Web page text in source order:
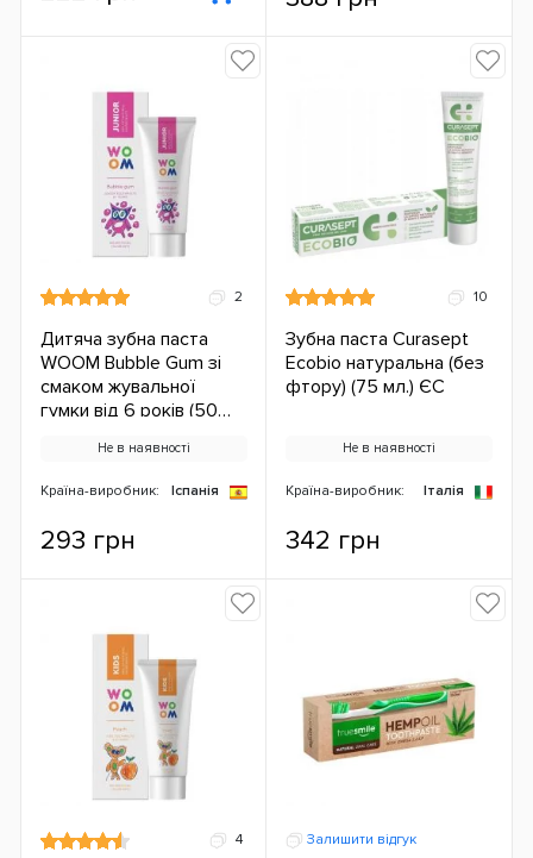
2
Дитяча зубна паста
WOOM Bubble Gum зі
смаком жувальної
гумки від 6 років (50
Не в наявності
Країна-виробник: Іспанія
293 грн
10
Зубна паста Curasept
Ecobio натуральна (без
фтору) (75 мл.) ЄС
Не в наявності
Країна-виробник: Італія
342 грн
4 Залишити відгук